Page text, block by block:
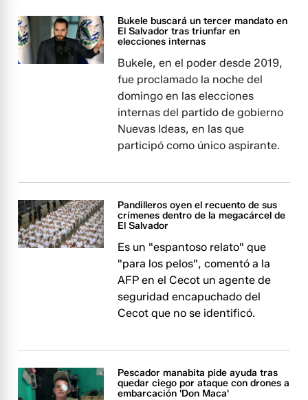
Bukele buscará un tercer mandato en
El Salvador tras triunfar en
elecciones internas
Bukele, en el poder desde 2019,
fue proclamado la noche del
domingo en las elecciones
internas del partido de gobierno
Nuevas Ideas, en las que
participó como único aspirante.
Pandilleros oyen el recuento de sus
crímenes dentro de la megacárcel de
El Salvador
Es un "espantoso relato" que
"para los pelos", comentó a la
AFP en el Cecot un agente de
seguridad encapuchado del
Cecot que no se identificó.
Pescador manabita pide ayuda tras
quedar ciego por ataque con drones a
embarcación 'Don Maca'